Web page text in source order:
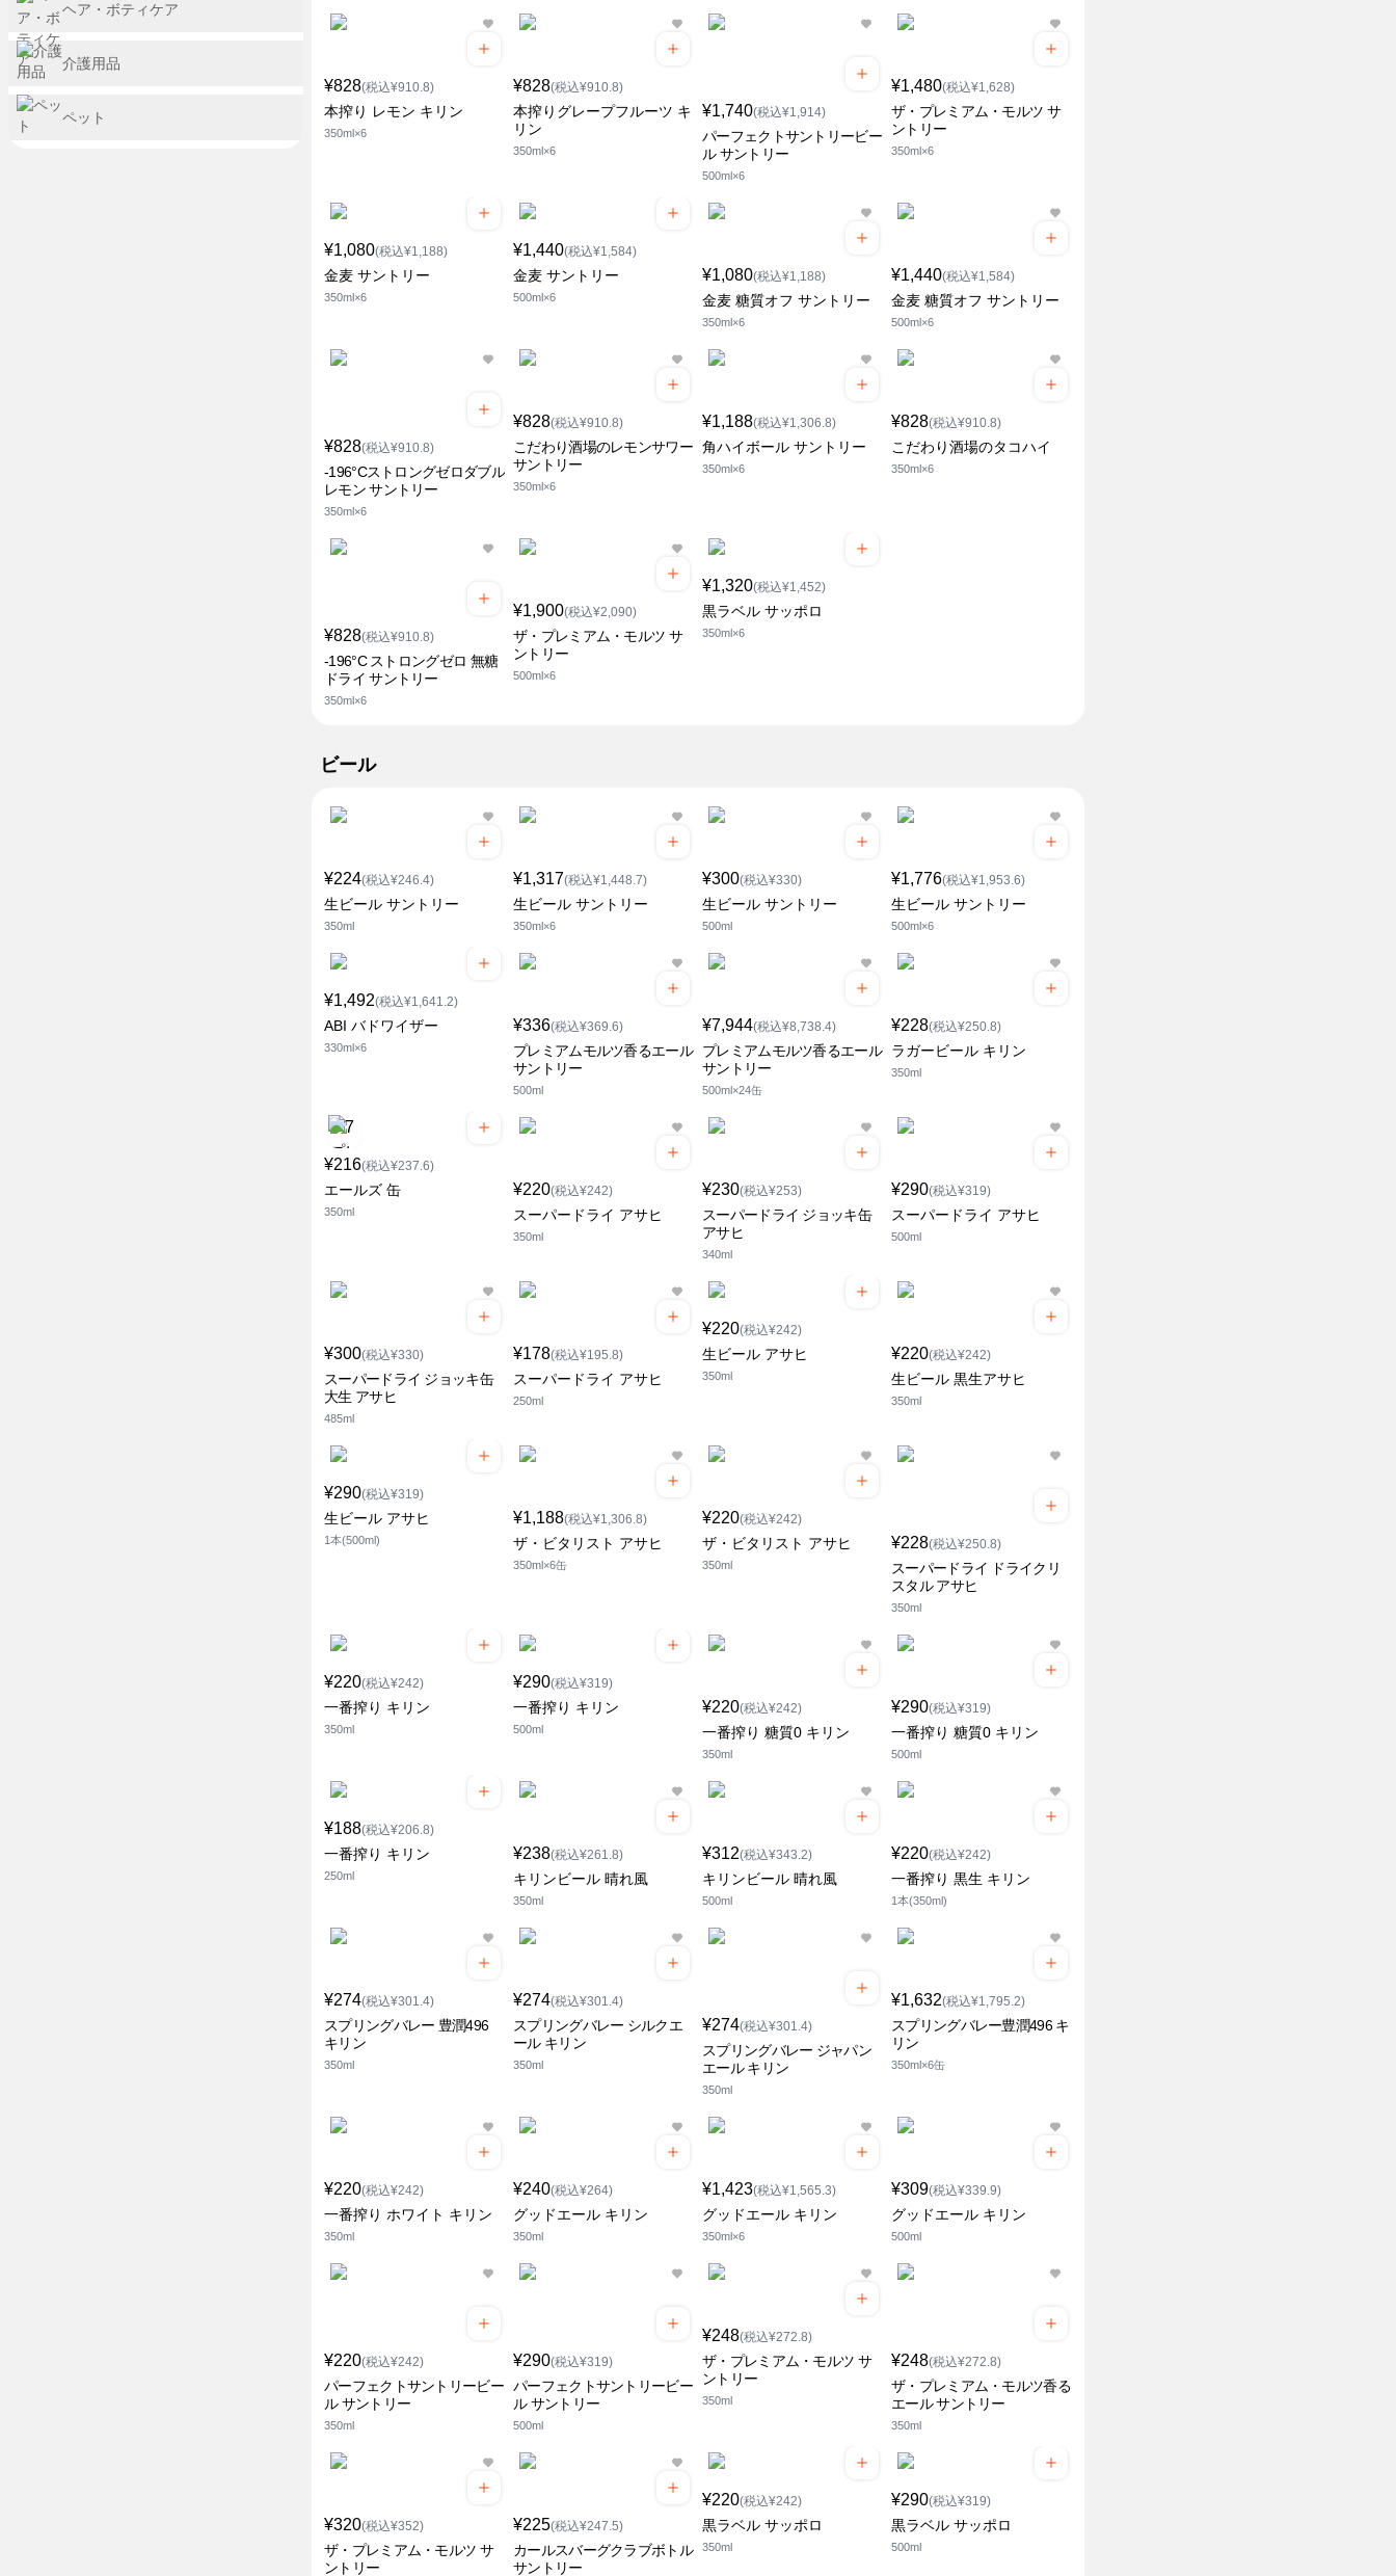
¥828(税込¥910.8)
本搾り レモン キリン
350ml×6
¥828(税込¥910.8)
本搾りグレープフルーツ キ
リン
350ml×6
¥1,740(税込¥1,914)
パーフェクトサントリービー
ル サントリー
500ml×6
¥1,480(税込¥1,628)
ザ・プレミアム・モルツ サ
ントリー
350ml×6
¥1,080(税込¥1,188)
金麦 サントリー
350ml×6
¥1,440(税込¥1,584)
金麦 サントリー
500ml×6
¥1,080(税込¥1,188)
金麦 糖質オフ サントリー
350ml×6
¥1,440(税込¥1,584)
金麦 糖質オフ サントリー
500ml×6
¥828(税込¥910.8)
-196°Cストロングゼロダブル
レモン サントリー
350ml×6
¥828(税込¥910.8)
こだわり酒場のレモンサワー
サントリー
350ml×6
¥1,188(税込¥1,306.8)
角ハイボール サントリー
350ml×6
¥828(税込¥910.8)
こだわり酒場のタコハイ
350ml×6
¥828(税込¥910.8)
-196°C ストロングゼロ 無糖
ドライ サントリー
350ml×6
¥1,900(税込¥2,090)
ザ・プレミアム・モルツ サ
ントリー
500ml×6
¥1,320(税込¥1,452)
黒ラベル サッポロ
350ml×6
ビール
¥224(税込¥246.4)
生ビール サントリー
350ml
¥1,317(税込¥1,448.7)
生ビール サントリー
350ml×6
¥300(税込¥330)
生ビール サントリー
500ml
¥1,776(税込¥1,953.6)
生ビール サントリー
500ml×6
¥1,492(税込¥1,641.2)
ABI バドワイザー
330ml×6
¥336(税込¥369.6)
プレミアムモルツ香るエール
サントリー
500ml
¥7,944(税込¥8,738.4)
プレミアムモルツ香るエール
サントリー
500ml×24缶
¥228(税込¥250.8)
ラガービール キリン
350ml
¥216(税込¥237.6)
エールズ 缶
350ml
¥220(税込¥242)
スーパードライ アサヒ
350ml
¥230(税込¥253)
スーパードライ ジョッキ缶
アサヒ
340ml
¥290(税込¥319)
スーパードライ アサヒ
500ml
¥300(税込¥330)
スーパードライ ジョッキ缶
大生 アサヒ
485ml
¥178(税込¥195.8)
スーパードライ アサヒ
250ml
¥220(税込¥242)
生ビール アサヒ
350ml
¥220(税込¥242)
生ビール 黒生アサヒ
350ml
¥290(税込¥319)
生ビール アサヒ
1本(500ml)
¥1,188(税込¥1,306.8)
ザ・ビタリスト アサヒ
350ml×6缶
¥220(税込¥242)
ザ・ビタリスト アサヒ
350ml
¥228(税込¥250.8)
スーパードライ ドライクリ
スタル アサヒ
350ml
¥220(税込¥242)
一番搾り キリン
350ml
¥290(税込¥319)
一番搾り キリン
500ml
¥220(税込¥242)
一番搾り 糖質0 キリン
350ml
¥290(税込¥319)
一番搾り 糖質0 キリン
500ml
¥188(税込¥206.8)
一番搾り キリン
250ml
¥238(税込¥261.8)
キリンビール 晴れ風
350ml
¥312(税込¥343.2)
キリンビール 晴れ風
500ml
¥220(税込¥242)
一番搾り 黒生 キリン
1本(350ml)
¥274(税込¥301.4)
スプリングバレー 豊潤496
キリン
350ml
¥274(税込¥301.4)
スプリングバレー シルクエ
ール キリン
350ml
¥274(税込¥301.4)
スプリングバレー ジャパン
エール キリン
350ml
¥1,632(税込¥1,795.2)
スプリングバレー豊潤496 キ
リン
350ml×6缶
¥220(税込¥242)
一番搾り ホワイト キリン
350ml
¥240(税込¥264)
グッドエール キリン
350ml
¥1,423(税込¥1,565.3)
グッドエール キリン
350ml×6
¥309(税込¥339.9)
グッドエール キリン
500ml
¥220(税込¥242)
パーフェクトサントリービー
ル サントリー
350ml
¥290(税込¥319)
パーフェクトサントリービー
ル サントリー
500ml
¥248(税込¥272.8)
ザ・プレミアム・モルツ サ
ントリー
350ml
¥248(税込¥272.8)
ザ・プレミアム・モルツ香る
エール サントリー
350ml
¥320(税込¥352)
ザ・プレミアム・モルツ サ
ントリー
¥225(税込¥247.5)
カールスバーグクラブボトル
サントリー
¥220(税込¥242)
黒ラベル サッポロ
350ml
¥290(税込¥319)
黒ラベル サッポロ
500ml
ヘア・ボティケア
介護用品
ペット